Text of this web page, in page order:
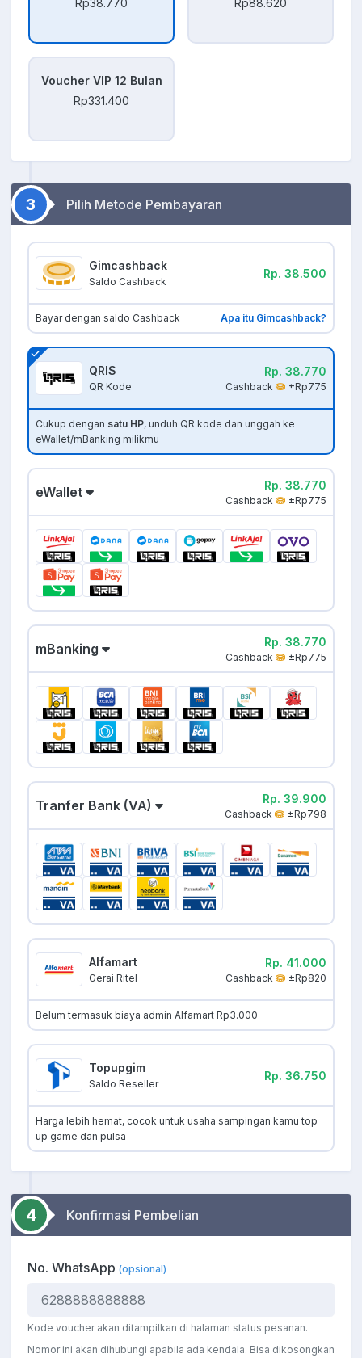
Rp38.770
Rp88.620
Voucher VIP 12 Bulan
Rp331.400
3 Pilih Metode Pembayaran
Gimcashback
Saldo Cashback
Rp. 38.500
Bayar dengan saldo Cashback Apa itu Gimcashback?
QRIS
QR Kode
Rp. 38.770
Cashback ±Rp775
Cukup dengan satu HP, unduh QR kode dan unggah ke
eWallet/mBanking milikmu
eWallet Rp. 38.770
Cashback ±Rp775
mBanking Rp. 38.770
Cashback ±Rp775
Tranfer Bank (VA) Rp. 39.900
Cashback ±Rp798
Alfamart
Gerai Ritel
Rp. 41.000
Cashback ±Rp820
Belum termasuk biaya admin Alfamart Rp3.000
Topupgim
Saldo Reseller
Rp. 36.750
Harga lebih hemat, cocok untuk usaha sampingan kamu top
up game dan pulsa
4 Konfirmasi Pembelian
No. WhatsApp (opsional)
Kode voucher akan ditampilkan di halaman status pesanan.
Nomor ini akan dihubungi apabila ada kendala. Bisa dikosongkan